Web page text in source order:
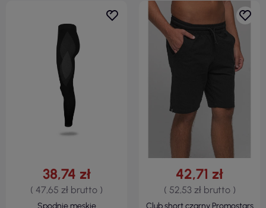
38,74 zł
( 47,65 zł brutto )
42,71 zł
( 52,53 zł brutto )